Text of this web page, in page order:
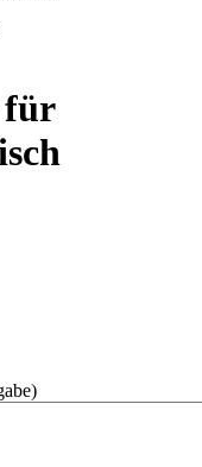
für